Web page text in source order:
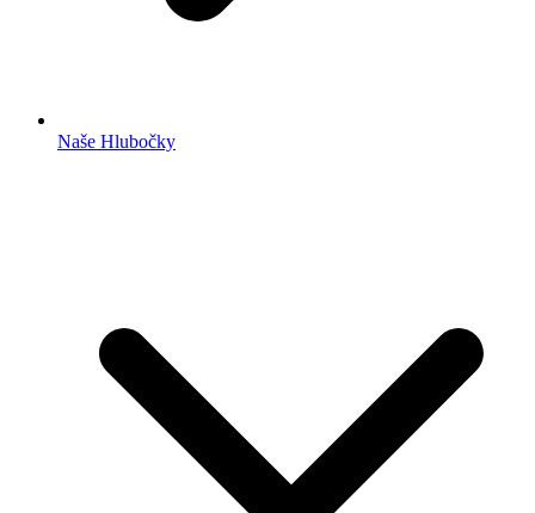
Naše Hlubočky